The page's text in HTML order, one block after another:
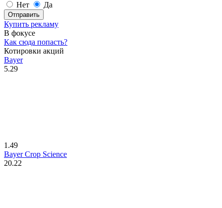
Нет
Да
Отправить
Купить рекламу
В фокусе
Как сюда попасть?
Котировки акций
Bayer
5.29
1.49
Bayer Crop Science
20.22